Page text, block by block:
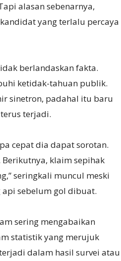
alasan sebenarnya,
yang terlalu percaya
berlandaskan fakta.
ketidak-tahuan publik.
sinetron, padahal itu baru
terjadi.
cepat dia dapat sorotan.
klaim sepihak
seringkali muncul meski
sebelum gol dibuat.
sering mengabaikan
statistik yang merujuk
dalam hasil survei atau